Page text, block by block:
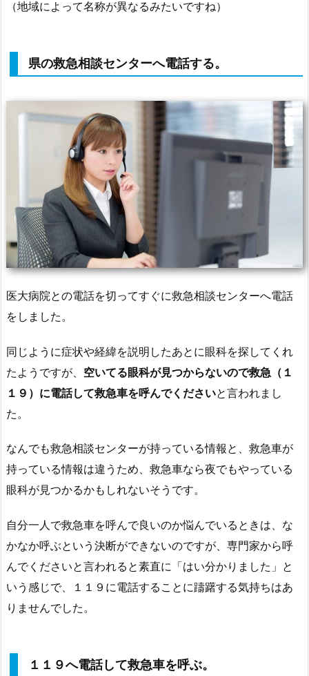
（地域によって名称が異なるみたいですね）
県の救急相談センターへ電話する。
医大病院との電話を切ってすぐに救急相談センターへ電話
をしました。
同じように症状や経緯を説明したあとに眼科を探してくれ
たようですが、 空いてる眼科が見つからないので救急（１
１９）に電話して救急車を呼んでくださいと言われまし
た。
なんでも救急相談センターが持っている情報と、救急車が
持っている情報は違うため、救急車なら夜でもやっている
眼科が見つかるかもしれないそうです。
自分一人で救急車を呼んで良いのか悩んでいるときは、な
かなか呼ぶという決断ができないのですが、専門家から呼
んでくださいと言われると素直に「はい分かりました」と
いう感じで、１１９に電話することに躊躇する気持ちはあ
りませんでした。
１１９へ電話して救急車を呼ぶ。